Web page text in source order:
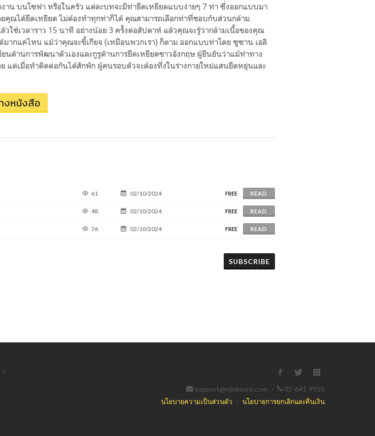
งาน บนโซฟา หรือในครัว แต่ละบทจะมีท่ายืดเหยียดแบบง่ายๆ 7 ท่า ซึ่งออกแบบมา
ยคุณได้ยืดเหยียด ไม่ต้องทำทุกท่าก็ได้ คุณสามารถเลือกท่าที่ชอบกับส่วนกล้าม
วใช้เวลาราว 15 นาที อย่างน้อย 3 ครั้งต่อสัปดาห์ แล้วคุณจะรู้ว่ากล้ามเนื้อของคุณ
มากแค่ไหน แม้ว่าคุณจะขี้เกียจ (เหมือนพวกเรา) ก็ตาม ออกแบบท่าโดย ซูซาน เอลิ
ยนด้านการพัฒนาตัวเองและกูรูด้านการยืดเหยียดชาวอังกฤษ ผู้ยืนยันว่าแม้ท่าทาง
ย แต่เมื่อทำติดต่อกันได้สักพัก ผู้คนรอบตัวจะต้องทึ่งในร่างกายใหม่แสนยืดหยุ่นและ
งหนังสือ
61 02/10/2024 FREE READ
48 02/10/2024 FREE READ
76 02/10/2024 FREE READ
SUBSCRIBE
/
support@minimore.com ·
02-641-9955
นโยบายความเป็นส่วนตัว · นโยบายการยกเลิกและคืนเงิน